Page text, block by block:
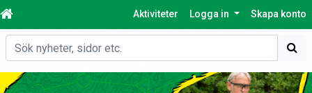
Aktiviteter Logga in Skapa konto
Sök